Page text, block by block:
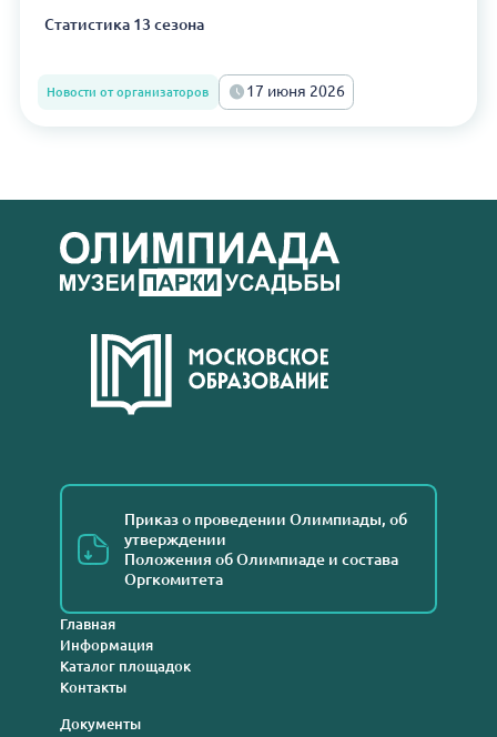
Статистика 13 сезона
Новости от организаторов 17 июня 2026
Приказ о проведении Олимпиады, об
утверждении
Положения об Олимпиаде и состава
Оргкомитета
Главная
Информация
Каталог площадок
Контакты
Документы